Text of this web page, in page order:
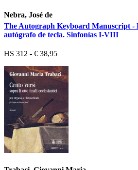
Nebra, José de
The Autograph Keyboard Manuscript -
autógrafo de tecla. Sinfonías I-VIII
HS 312 - € 38,95